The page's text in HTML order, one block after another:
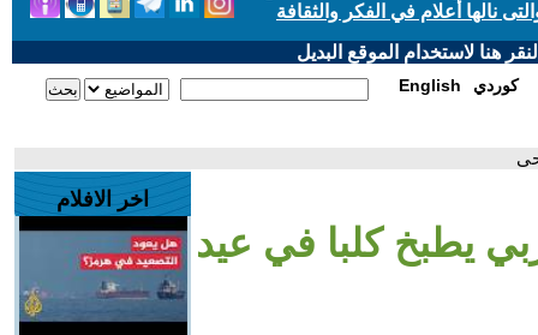
نالها أعلام في الفكر والثقافة
هنا لاستخدام الموقع البديل
English كوردي
يطبخ كلبا في عيد
اخر الافلام